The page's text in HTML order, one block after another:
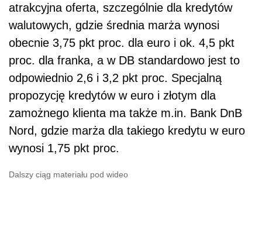
atrakcyjna oferta, szczególnie dla kredytów
walutowych, gdzie średnia marża wynosi
obecnie 3,75 pkt proc. dla euro i ok. 4,5 pkt
proc. dla franka, a w DB standardowo jest to
odpowiednio 2,6 i 3,2 pkt proc. Specjalną
propozycję kredytów w euro i złotym dla
zamożnego klienta ma także m.in. Bank DnB
Nord, gdzie marża dla takiego kredytu w euro
wynosi 1,75 pkt proc.
Dalszy ciąg materiału pod wideo